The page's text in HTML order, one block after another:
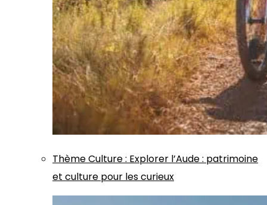
ThèmeCulture: Explorer l’Aude : patrimoine
et culture pour les curieux